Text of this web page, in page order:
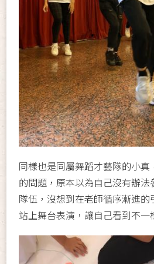
同樣也是同屬舞蹈才藝隊的小真
的問題，原本以為自己沒有辦法
隊伍，沒想到在老師循序漸進的
站上舞台表演，讓自己看到不一